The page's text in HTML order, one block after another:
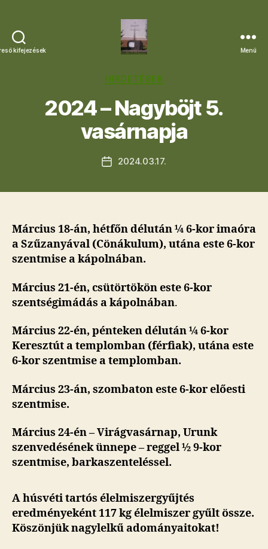
kifejezések
Egyházközség
Menü
Kategóriák
HIRDETÉSEK
2024 – Nagyböjt 5.
vasárnapja
Bejegyzés
2024.03.17.
Március 18-án, hétfőn délután ¼ 6-kor imaóra
a Szűzanyával (Cönákulum), utána este 6-kor
szentmise a kápolnában.
Március 21-én, csütörtökön este 6-kor
szentségimádás a kápolnában.
Március 22-én, pénteken délután ¼ 6-kor
Keresztút a templomban (férfiak), utána este
6-kor szentmise a templomban.
Március 23-án, szombaton este 6-kor előesti
szentmise.
Március 24-én – Virágvasárnap, Urunk
szenvedésének ünnepe – reggel ½ 9-kor
szentmise, barkaszenteléssel.
A húsvéti tartós élelmiszergyűjtés
eredményeként 117 kg élelmiszer gyűlt össze.
Köszönjük nagylelkű adományaitokat!